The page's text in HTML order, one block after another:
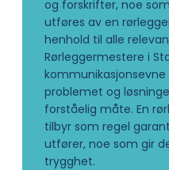
og forskrifter, noe
utføres av en
henhold til alle
Rørleggermestere i
problemet og
forståelig måte. En
tilbyr som regel
utfører, noe som gir
trygghet.